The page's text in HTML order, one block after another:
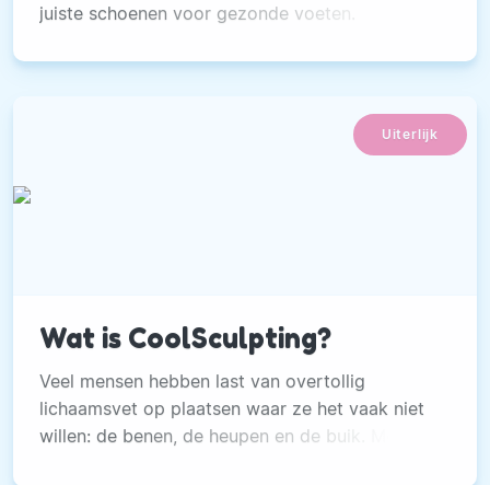
juiste schoenen voor gezonde voeten.
Uiterlijk
Wat is CoolSculpting?
Veel mensen hebben last van overtollig
lichaamsvet op plaatsen waar ze het vaak niet
willen: de benen, de heupen en de buik. Meestal